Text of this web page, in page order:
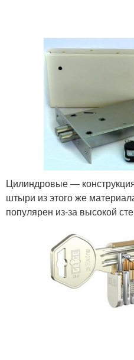
Цилиндровые —
штыри из этого же
популярен из-за высокой